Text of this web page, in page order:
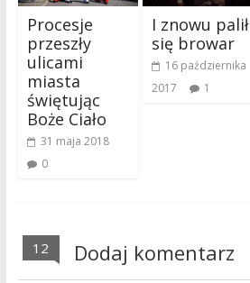
Procesje
przeszły
ulicami
miasta
świętując
Boże Ciało
31 maja 2018
0
I znowu palił
się browar
16 października
2017
1
12 Dodaj komentarz